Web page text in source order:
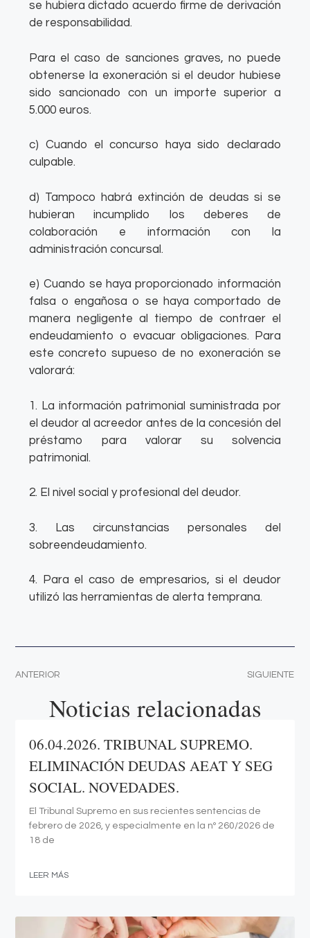
se hubiera dictado acuerdo firme de derivación
de responsabilidad.
Para el caso de sanciones graves, no puede
obtenerse la exoneración si el deudor hubiese
sido sancionado con un importe superior a
5.000 euros.
c) Cuando el concurso haya sido declarado
culpable.
d) Tampoco habrá extinción de deudas si se
hubieran incumplido los deberes de
colaboración e información con la
administración concursal.
e) Cuando se haya proporcionado información
falsa o engañosa o se haya comportado de
manera negligente al tiempo de contraer el
endeudamiento o evacuar obligaciones. Para
este concreto supueso de no exoneración se
valorará:
1. La información patrimonial suministrada por
el deudor al acreedor antes de la concesión del
préstamo para valorar su solvencia
patrimonial.
2. El nivel social y profesional del deudor.
3. Las circunstancias personales del
sobreendeudamiento.
4. Para el caso de empresarios, si el deudor
utilizó las herramientas de alerta temprana.
ANTERIOR SIGUIENTE
Noticias relacionadas
06.04.2026. TRIBUNAL SUPREMO.
ELIMINACIÓN DEUDAS AEAT Y SEG
SOCIAL. NOVEDADES.
El Tribunal Supremo en sus recientes sentencias de
febrero de 2026, y especialmente en la nº 260/2026 de
18 de
LEER MÁS